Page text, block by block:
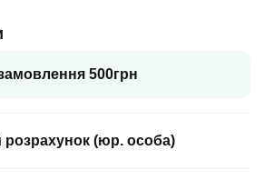
500грн
розрахунок (юр. особа)